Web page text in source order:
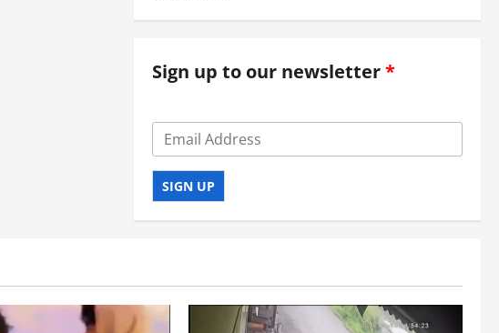
Sign up to our newsletter
SIGN UP